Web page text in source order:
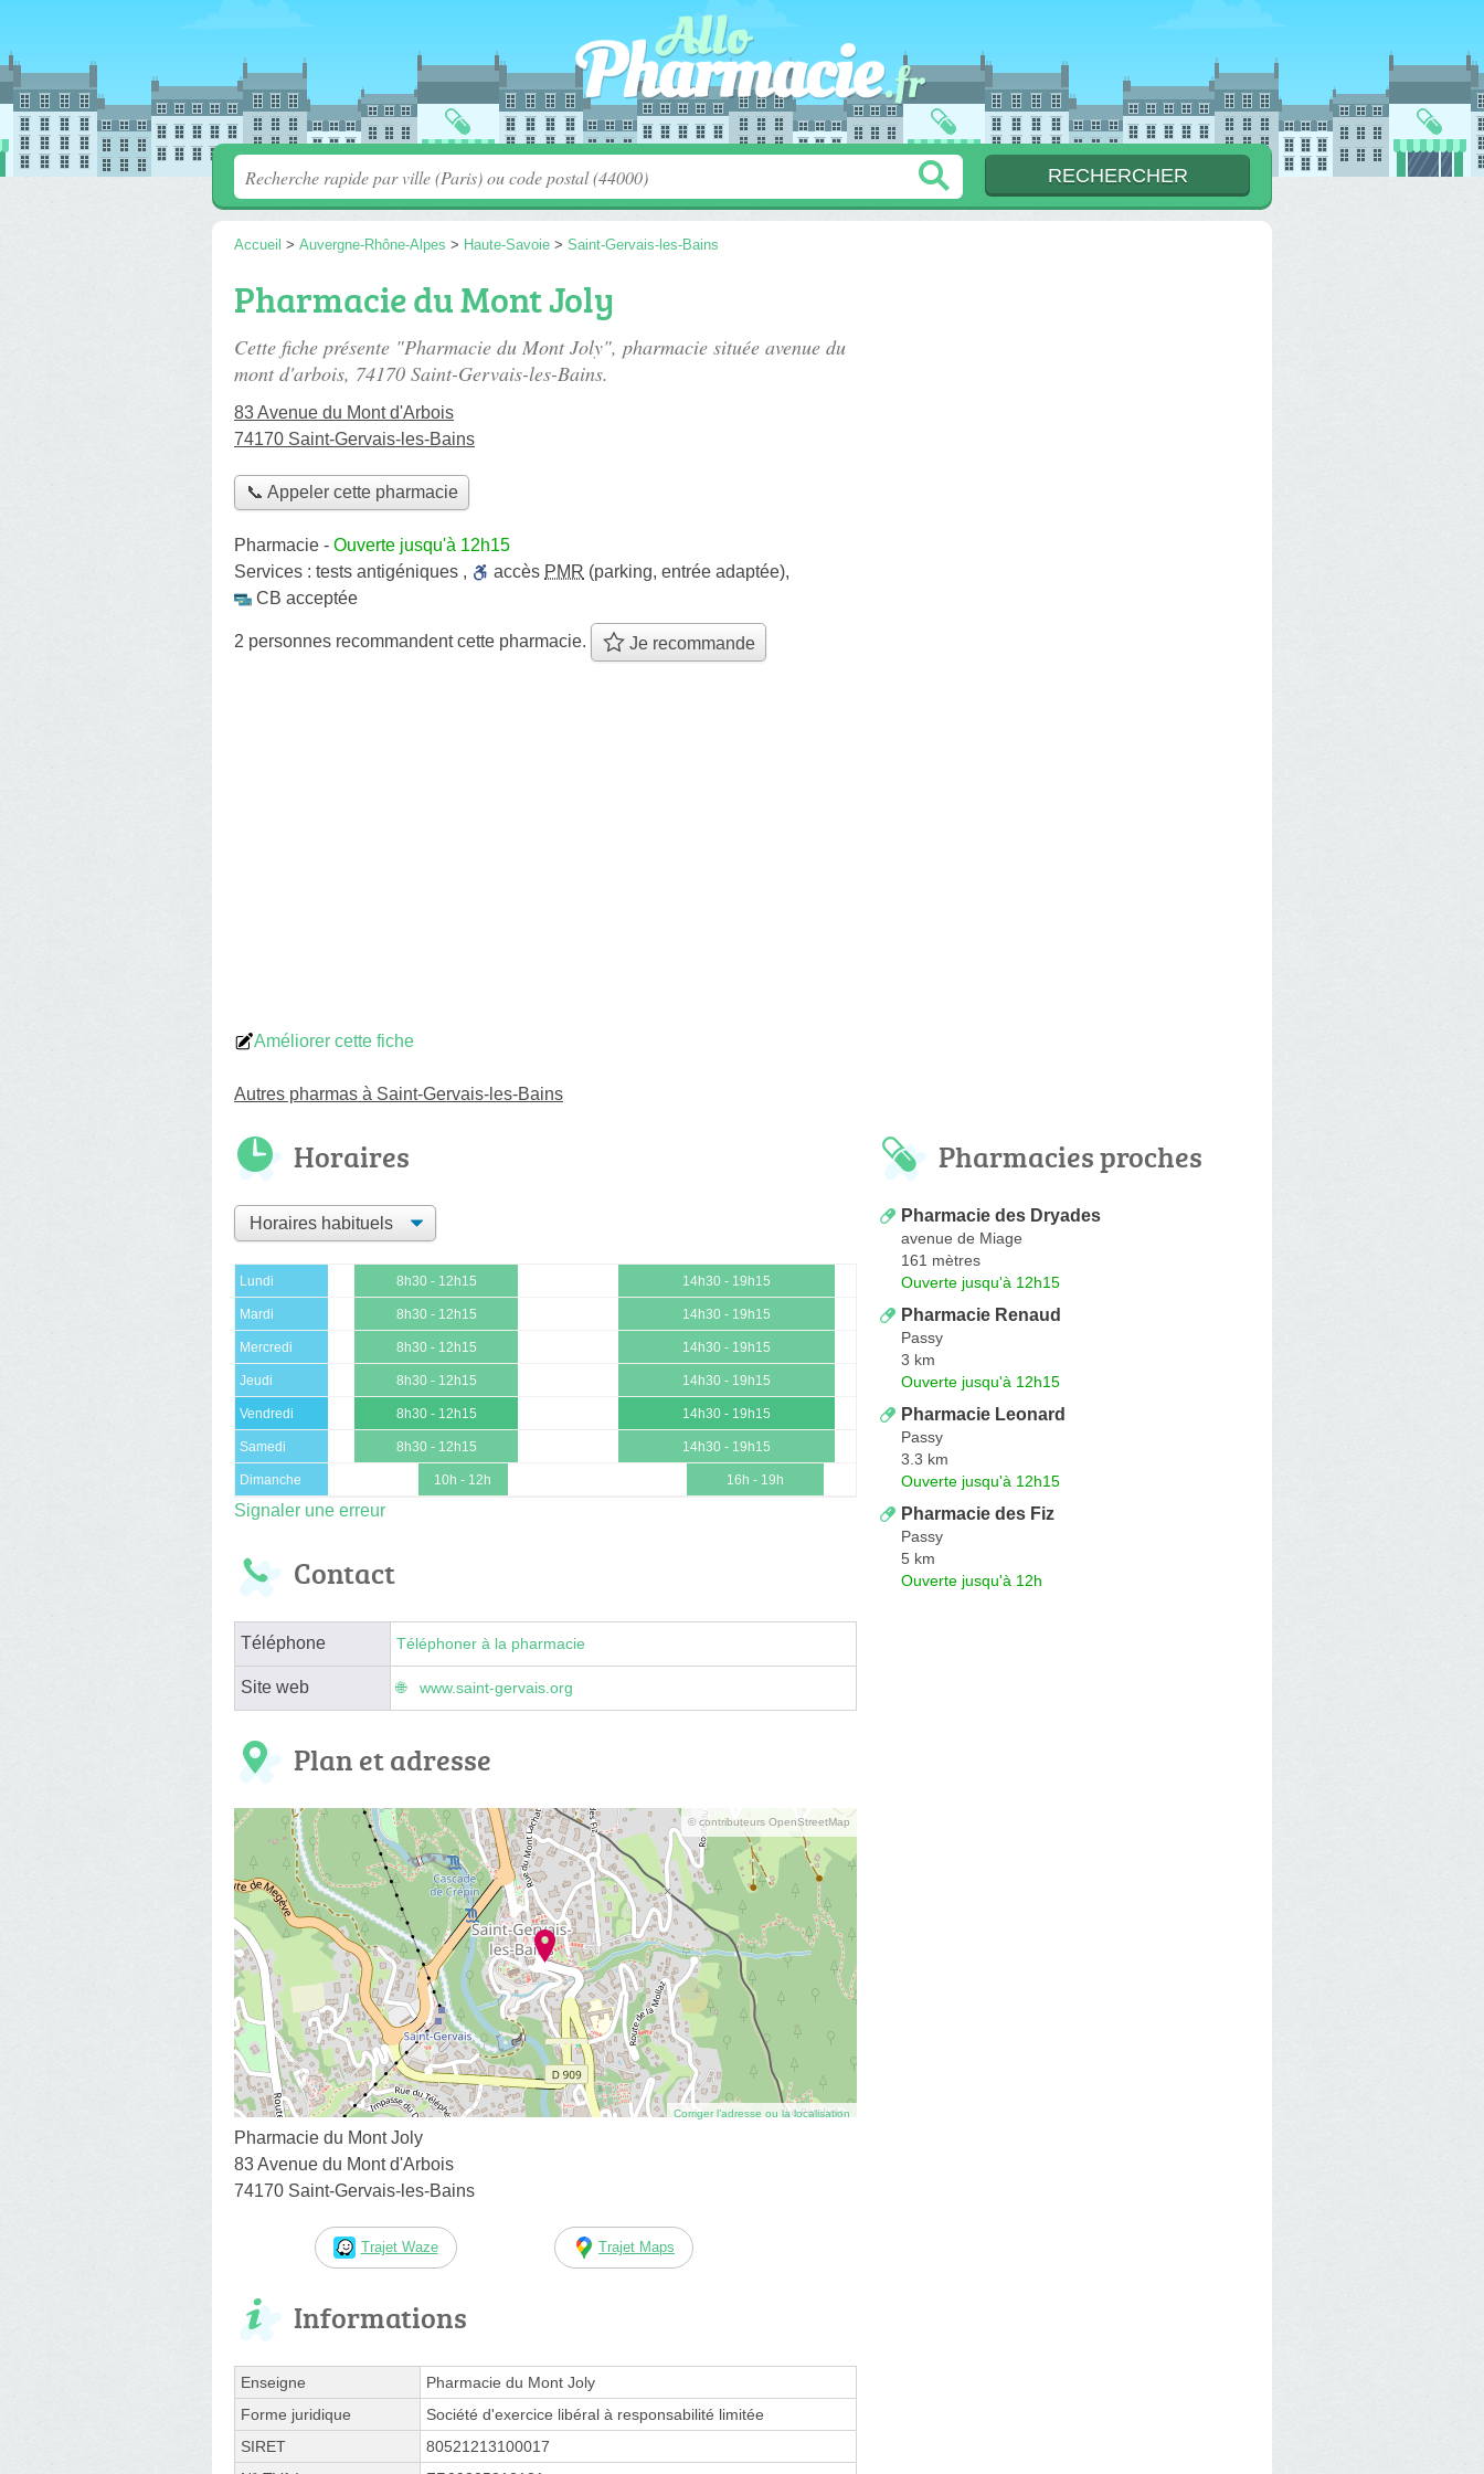
Accueil > Auvergne-Rhône-Alpes > Haute-Savoie > Saint-Gervais-les-Bains
Pharmacie du Mont Joly
Cette fiche présente "Pharmacie du Mont Joly", pharmacie située avenue du
mont d'arbois, 74170 Saint-Gervais-les-Bains.
83 Avenue du Mont d'Arbois
74170 Saint-Gervais-les-Bains
📞 Appeler cette pharmacie
Pharmacie - Ouverte jusqu'à 12h15
Services : tests antigéniques , accès PMR (parking, entrée adaptée),
CB acceptée
2 personnes recommandentcette pharmacie. Je recommande
Améliorer cette fiche
Autres pharmas à Saint-Gervais-les-Bains
Horaires
Lundi 8h30 - 12h15 14h30 - 19h15
Mardi 8h30 - 12h15 14h30 - 19h15
Mercredi 8h30 - 12h15 14h30 - 19h15
Jeudi 8h30 - 12h15 14h30 - 19h15
Vendredi 8h30 - 12h15 14h30 - 19h15
Samedi 8h30 - 12h15 14h30 - 19h15
Dimanche 10h - 12h 16h - 19h
Signaler une erreur
Contact
Téléphone Téléphoner à la pharmacie
Site web www.saint-gervais.org
Plan et adresse
© contributeurs OpenStreetMap
Corriger l’adresse ou la localisation
Pharmacie du Mont Joly
83 Avenue du Mont d'Arbois
74170 Saint-Gervais-les-Bains
Trajet Waze Trajet Maps
Informations
Enseigne
Pharmacie du Mont Joly
Forme juridique
Société d'exercice libéral à responsabilité limitée
SIRET
80521213100017
Pharmacies proches
Pharmacie des Dryades
avenue de Miage
161 mètres
Ouverte jusqu'à 12h15
Pharmacie Renaud
Passy
3 km
Ouverte jusqu'à 12h15
Pharmacie Leonard
Passy
3.3 km
Ouverte jusqu'à 12h15
Pharmacie des Fiz
Passy
5 km
Ouverte jusqu'à 12h